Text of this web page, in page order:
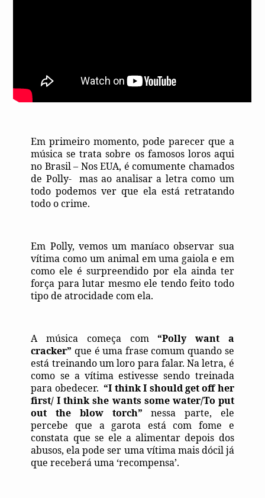
Em primeiro momento, pode parecer que a
música se trata sobre os famosos loros aqui
no Brasil – Nos EUA, é comumente chamados
de Polly- mas ao analisar a letra como um
todo podemos ver que ela está retratando
todo o crime.
Em Polly, vemos um maníaco observar sua
vítima como um animal em uma gaiola e em
como ele é surpreendido por ela ainda ter
força para lutar mesmo ele tendo feito todo
tipo de atrocidade com ela.
A música começa com “Polly want a
cracker” que é uma frase comum quando se
está treinando um loro para falar. Na letra, é
como se a vítima estivesse sendo treinada
para obedecer. “I think I should get off her
first/ I think she wants some water/To put
out the blow torch”nessa parte, ele
percebe que a garota está com fome e
constata que se ele a alimentar depois dos
abusos, ela pode ser uma vítima mais dócil já
que receberá uma ‘recompensa’.